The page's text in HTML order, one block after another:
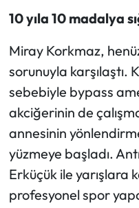
10 yıla 10 madalya
Miray Korkmaz,
sorunuyla karşılaştı.
sebebiyle bypass
akciğerinin de
annesinin
yüzmeye başladı.
Erküçük ile yarışlara
profesyonel spor